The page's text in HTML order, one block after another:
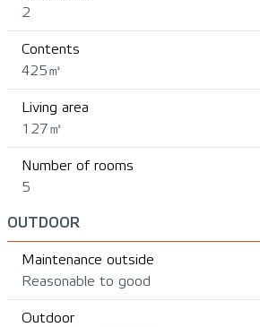
2
Contents
425㎥
Living area
127㎡
Number of rooms
5
OUTDOOR
Maintenance outside
Reasonable to good
Outdoor